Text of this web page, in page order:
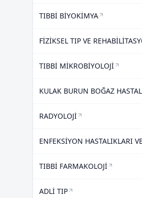
TIBBİ BİYOKİMYA
FİZİKSEL TIP VE
TIBBİ MİKROBİYOLOJİ
KULAK BURUN BOĞAZ
RADYOLOJİ
ENFEKSİYON HASTALIKLARI
TIBBİ FARMAKOLOJİ
ADLİ TIP